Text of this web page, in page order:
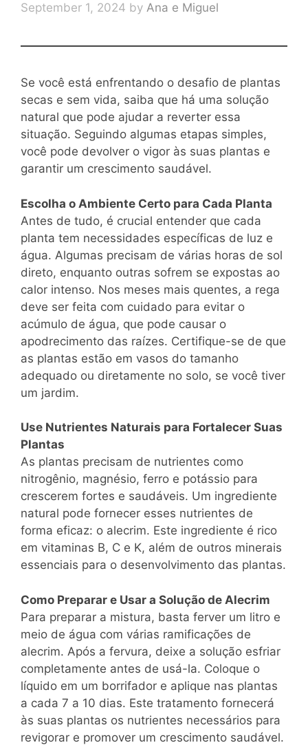
September 1, 2024 by Ana e Miguel
Se você está enfrentando o desafio de plantas
secas e sem vida, saiba que há uma solução
natural que pode ajudar a reverter essa
situação. Seguindo algumas etapas simples,
você pode devolver o vigor às suas plantas e
garantir um crescimento saudável.
Escolha o Ambiente Certo para Cada Planta
Antes de tudo, é crucial entender que cada
planta tem necessidades específicas de luz e
água. Algumas precisam de várias horas de sol
direto, enquanto outras sofrem se expostas ao
calor intenso. Nos meses mais quentes, a rega
deve ser feita com cuidado para evitar o
acúmulo de água, que pode causar o
apodrecimento das raízes. Certifique-se de que
as plantas estão em vasos do tamanho
adequado ou diretamente no solo, se você tiver
um jardim.
Use Nutrientes Naturais para Fortalecer Suas
Plantas
As plantas precisam de nutrientes como
nitrogênio, magnésio, ferro e potássio para
crescerem fortes e saudáveis. Um ingrediente
natural pode fornecer esses nutrientes de
forma eficaz: o alecrim. Este ingrediente é rico
em vitaminas B, C e K, além de outros minerais
essenciais para o desenvolvimento das plantas.
Como Preparar e Usar a Solução de Alecrim
Para preparar a mistura, basta ferver um litro e
meio de água com várias ramificações de
alecrim. Após a fervura, deixe a solução esfriar
completamente antes de usá-la. Coloque o
líquido em um borrifador e aplique nas plantas
a cada 7 a 10 dias. Este tratamento fornecerá
às suas plantas os nutrientes necessários para
revigorar e promover um crescimento saudável.